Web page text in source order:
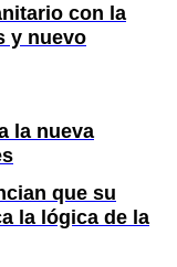
con la
y nuevo
la nueva
que su
la lógica de la